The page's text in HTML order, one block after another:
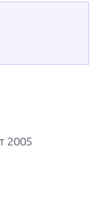
2005